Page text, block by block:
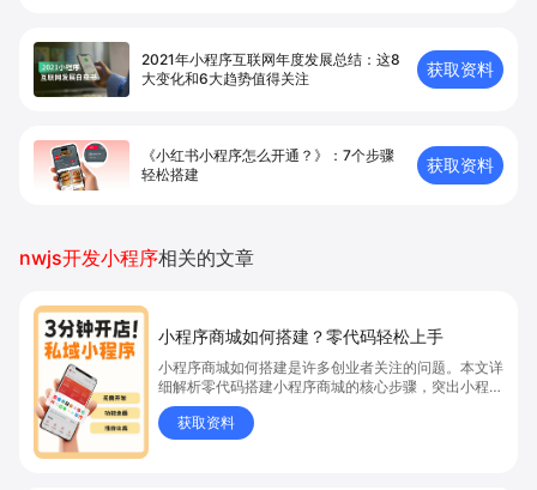
2021年小程序互联网年度发展总结：这8
大变化和6大趋势值得关注
获取资料
《小红书小程序怎么开通？》：7个步骤
轻松搭建
获取资料
nwjs开发小程序相关的文章
小程序商城如何搭建？零代码轻松上手
小程序商城如何搭建是许多创业者关注的问题。本文详
细解析零代码搭建小程序商城的核心步骤，突出小程序
商城、商城搭建与零代码开店优势，帮助你轻松实现商
品上架、全渠道销售及高效会员运营，快速开启线上卖
货新模式。点击获取详细操作指南！
获取资料